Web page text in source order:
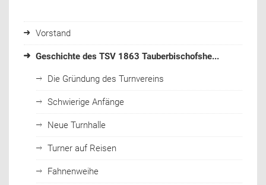
Vorstand
Geschichte des TSV 1863 Tauberbischofshe...
Die Gründung des Turnvereins
Schwierige Anfänge
Neue Turnhalle
Turner auf Reisen
Fahnenweihe